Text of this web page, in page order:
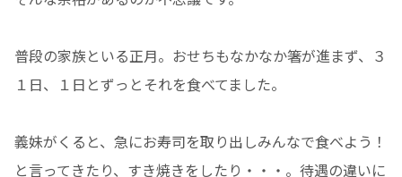
普段の家族といる正月。おせちもなかなか箸が進まず、３
１日、１日とずっとそれを食べてました。
義妹がくると、急にお寿司を取り出しみんなで食べよう！
と言ってきたり、すき焼きをしたり・・・。待遇の違いに